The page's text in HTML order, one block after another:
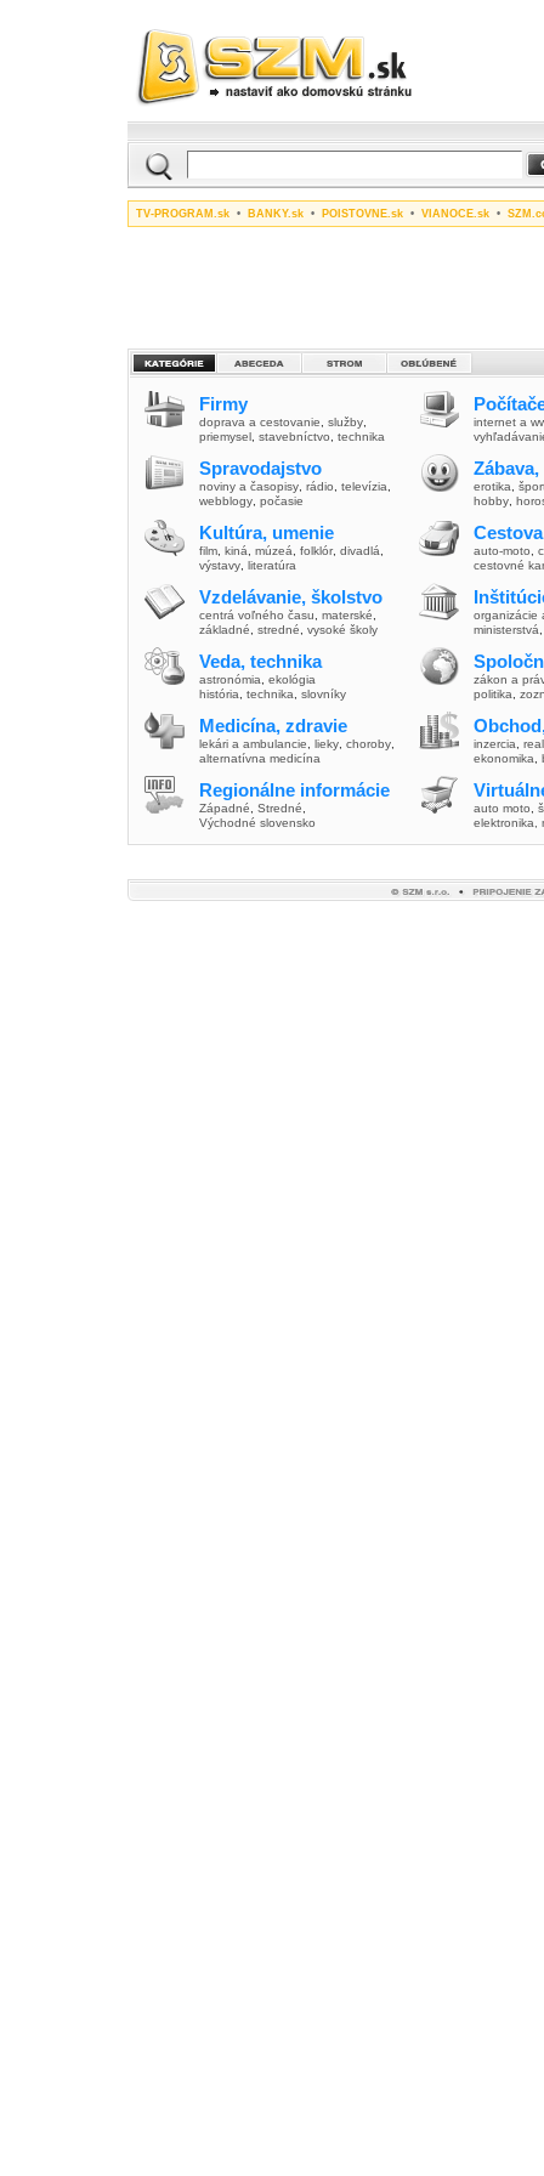
TV-PROGRAM.sk • BANKY.sk • POISTOVNE.sk • VIANOCE.sk •
Firmy
doprava a cestovanie služby
priemysel stavebníctvo technika
Spravodajstvo
noviny a časopisy rádio televízia
webblogy počasie
Kultúra, umenie
film kiná múzeá folklór, divadlá
výstavy literatúra
Vzdelávanie, školstvo
centrá voľného času materské
základné
stredné vysoké školy
Veda, technika
astronómia
ekológia
história
technika slovníky
Medicína, zdravie
lekári a ambulancie lieky choroby
alternatívna medicína
Regionálne informácie
Západné Stredné
Východné slovensko
internet a
erotika
hobby
auto-moto
cestovné
organizácie
ministerstvá
zákon a
politika
inzercia
ekonomika
auto moto
elektronika,